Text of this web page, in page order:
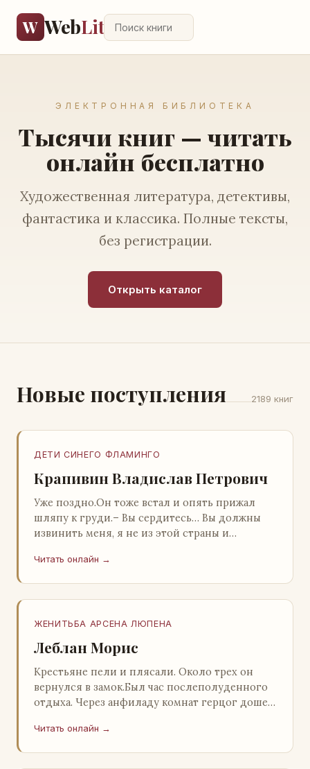
W WebLit
ЭЛЕКТРОННАЯ БИБЛИОТЕКА
Тысячи книг — читать
онлайн бесплатно
Художественная литература, детективы,
фантастика и классика. Полные тексты,
без регистрации.
Открыть каталог
Новые поступления 2189 книг
ДЕТИ СИНЕГО ФЛАМИНГО
Крапивин Владислав Петрович
Уже поздно.Он тоже встал и опять прижал
шляпу к груди.– Вы сердитесь… Вы должны
извинить меня, я не из этой страны и
прошу: выс…
Читать онлайн →
ЖЕНИТЬБА АРСЕНА ЛЮПЕНА
Леблан Морис
Крестьяне пели и плясали. Около трех он
вернулся в замок.Был час послеполуденного
отдыха. Через анфиладу комнат герцог дошел
во…
Читать онлайн →